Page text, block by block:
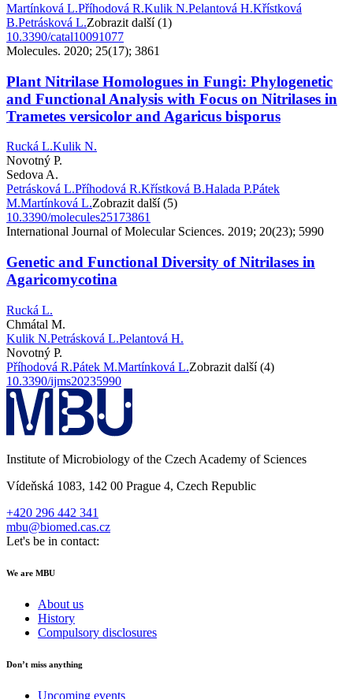
Martínková L.Příhodová R.Kulik N.Pelantová H.Křístková
B.Petrásková L.Zobrazit další (1)
10.3390/catal10091077
Molecules. 2020; 25(17); 3861
Plant Nitrilase Homologues in Fungi: Phylogenetic
and Functional Analysis with Focus on Nitrilases in
Trametes versicolor and Agaricus bisporus
Rucká L.Kulik N.
Novotný P.
Sedova A.
Petrásková L.Příhodová R.Křístková B.Halada P.Pátek
M.Martínková L.Zobrazit další (5)
10.3390/molecules25173861
International Journal of Molecular Sciences. 2019; 20(23); 5990
Genetic and Functional Diversity of Nitrilases in
Agaricomycotina
Rucká L.
Chmátal M.
Kulik N.Petrásková L.Pelantová H.
Novotný P.
Příhodová R.Pátek M.Martínková L.Zobrazit další (4)
10.3390/ijms20235990
Institute of Microbiology of the Czech Academy of Sciences
Vídeňská 1083, 142 00 Prague 4, Czech Republic
+420 296 442 341
mbu@biomed.cas.cz
Let's be in contact:
We are MBU
About us
History
Compulsory disclosures
Don’t miss anything
Upcoming events